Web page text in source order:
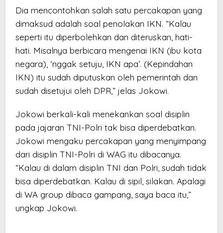
Dia mencontohkan salah satu percakapan yang
dimaksud adalah soal penolakan IKN. “Kalau
seperti itu diperbolehkan dan diteruskan, hati-
hati. Misalnya berbicara mengenai IKN (ibu kota
negara), ‘nggak setuju, IKN apa’. (Kepindahan
IKN) itu sudah diputuskan oleh pemerintah dan
sudah disetujui oleh DPR,” jelas Jokowi.
Jokowi berkali-kali menekankan soal disiplin
pada jajaran TNI-Polri tak bisa diperdebatkan.
Jokowi mengaku percakapan yang menyimpang
dari disiplin TNI-Polri di WAG itu dibacanya.
“Kalau di dalam disiplin TNI dan Polri, sudah tidak
bisa diperdebatkan. Kalau di sipil, silakan. Apalagi
di WA group dibaca gampang, saya baca itu,”
ungkap Jokowi.